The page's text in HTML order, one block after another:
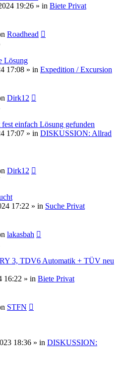
19:26 » in Biete Privat
Roadhead
Lösung
17:08 » in Expedition / Excursion
Dirk12
einfach Lösung gefunden
17:07 » in DISKUSSION: Allrad
Dirk12
17:22 » in Suche Privat
lakasbah
3, TDV6 Automatik + TÜV neu
16:22 » in Biete Privat
STFN
18:36 » in DISKUSSION: